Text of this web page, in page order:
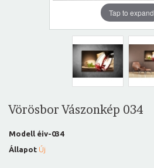
Tap to expand
Vörösbor Vászonkép 034
Modell éiv-034
Állapot Új